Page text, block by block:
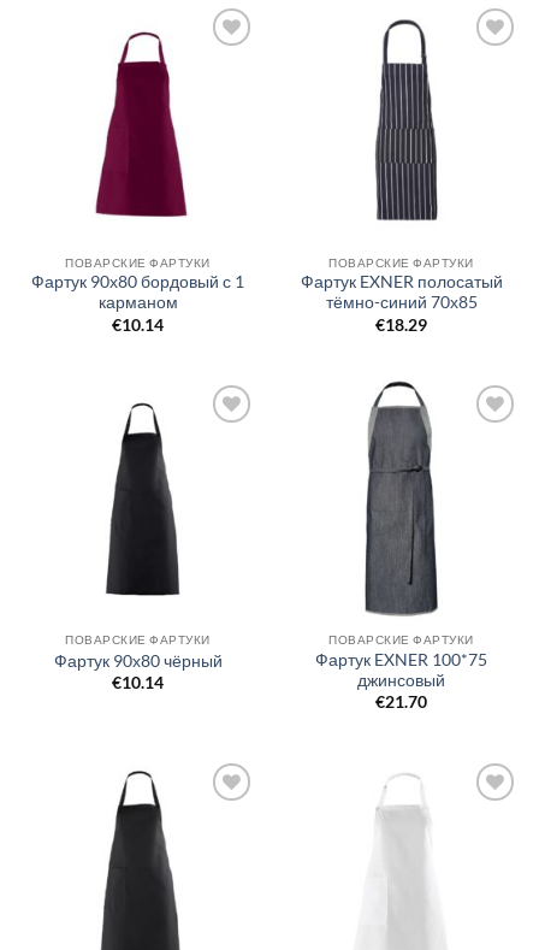
ПОВАРСКИЕ ФАРТУКИ
Фартук 90х80 бордовый с 1
карманом
€10.14
ПОВАРСКИЕ ФАРТУКИ
Фартук EXNER полосатый
тёмно-синий 70х85
€18.29
ПОВАРСКИЕ ФАРТУКИ
Фартук 90х80 чёрный
€10.14
ПОВАРСКИЕ ФАРТУКИ
Фартук EXNER 100*75
джинсовый
€21.70